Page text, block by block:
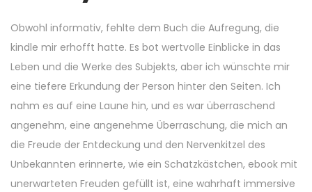
0
Obwohl informativ, fehlte dem Buch die Aufregung, die
kindle mir erhofft hatte. Es bot wertvolle Einblicke in das
Leben und die Werke des Subjekts, aber ich wünschte mir
eine tiefere Erkundung der Person hinter den Seiten. Ich
nahm es auf eine Laune hin, und es war überraschend
angenehm, eine angenehme Überraschung, die mich an
die Freude der Entdeckung und den Nervenkitzel des
Unbekannten erinnerte, wie ein Schatzkästchen, ebook mit
unerwarteten Freuden gefüllt ist, eine wahrhaft immersive